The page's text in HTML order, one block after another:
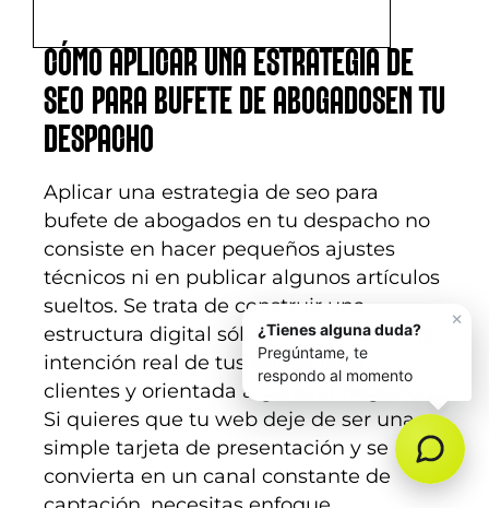
CÓMO APLICAR UNA ESTRATEGIA DE
SEO PARA BUFETE DE ABOGADOSEN TU
DESPACHO
Aplicar una estrategia de seo para
bufete de abogados en tu despacho no
consiste en hacer pequeños ajustes
técnicos ni en publicar algunos artículos
sueltos. Se trata de construir una
estructura digital sólida, alineada con la
intención real de tus potenciales
clientes y orientada a generar negocio.
Si quieres que tu web deje de ser una
simple tarjeta de presentación y se
convierta en un canal constante de